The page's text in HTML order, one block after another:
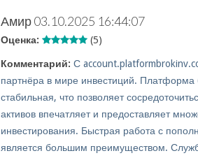
Амир03.10.2025 16:44:07
Оценка: (5)
Комментарий: С
партнёра в мире инвестиций.
стабильная, что позволяет
активов впечатляет и предоставляет
инвестирования. Быстрая работа с
является большим преимуществом.